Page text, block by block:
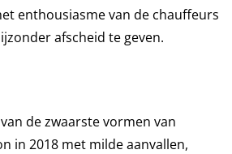
enthousiasme van de chauffeurs
afscheid te geven.
de zwaarste vormen van
in 2018 met milde aanvallen,